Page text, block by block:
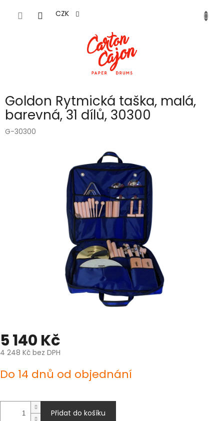
CZK
Goldon Rytmická taška, malá,
barevná, 31 dílů, 30300
G-30300
5 140 Kč
4 248 Kč bez DPH
cena:
Do 14 dnů od objednání
Přidat do košíku